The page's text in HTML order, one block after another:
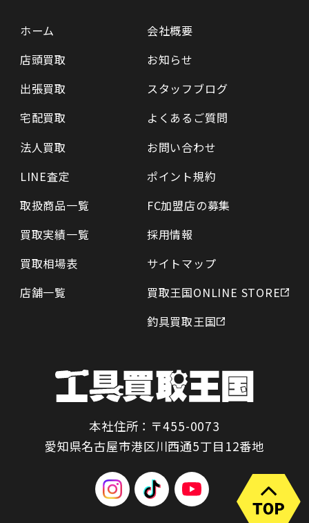
ホーム
店頭買取
出張買取
宅配買取
法人買取
LINE査定
取扱商品一覧
買取実績一覧
買取相場表
店舗一覧
会社概要
お知らせ
スタッフブログ
よくあるご質問
お問い合わせ
ポイント規約
FC加盟店の募集
採用情報
サイトマップ
買取王国ONLINE STORE
釣具買取王国
本社住所：〒455-0073
愛知県名古屋市港区川西通5丁目12番地